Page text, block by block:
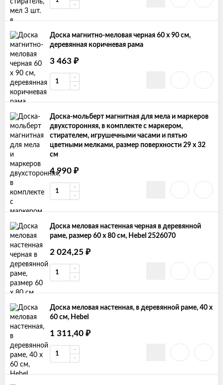
Доска магнитно-меловая черная 60 х 90 см,
деревянная коричневая рама
3 463 ₽
Доска-мольберт магнитная для мела и маркеров
двухсторонняя, в комплекте с маркером,
стирателем, игрушечными часами и пятью
цветными мелками, размер поверхности 29 х 32
см
4 990 ₽
Доска меловая настенная черная в деревянной
раме, размер 60 х 80 см, Hebel 2526070
2 024,25 ₽
Доска меловая настенная, в деревянной раме, 40 х
60 см, Hebel
1 311,40 ₽